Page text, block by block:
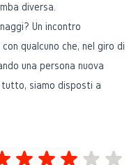
diversa.
Un incontro
qualcuno che, nel giro di
una persona nuova
siamo disposti a